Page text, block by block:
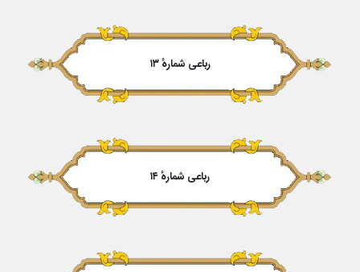
رباعی شمارهٔ ۱۳
رباعی شمارهٔ ۱۴